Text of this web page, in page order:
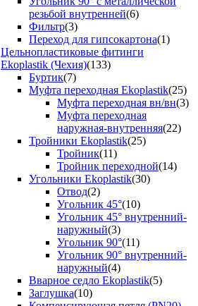
резьбой внутренней(6)
Фильтр(3)
Переход для гипсокартона(1)
Цельнопластиковые фитинги
Ekoplastik (Чехия)(133)
Буртик(7)
Муфта переходная Ekoplastik(25)
Муфта переходная вн/вн(3)
Муфта переходная
наружная-внутренняя(22)
Тройники Ekoplastik(25)
Тройник(11)
Тройник переходной(14)
Угольники Ekoplastik(30)
Отвод(2)
Угольник 45°(10)
Угольник 45° внутренний-
наружный(3)
Угольник 90°(11)
Угольник 90° внутренний-
наружный(4)
Вварное седло Ekoplastik(5)
Заглушка(10)